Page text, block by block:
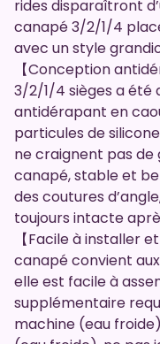
rides disparaîtront
canapé 3/2/1/4
avec un style
【Conception
3/2/1/4 sièges a été
antidérapant en
particules de
ne craignent pas de
canapé, stable et
des coutures
toujours intacte
【Facile à installer
canapé convient
elle est facile à
supplémentaire
machine (eau